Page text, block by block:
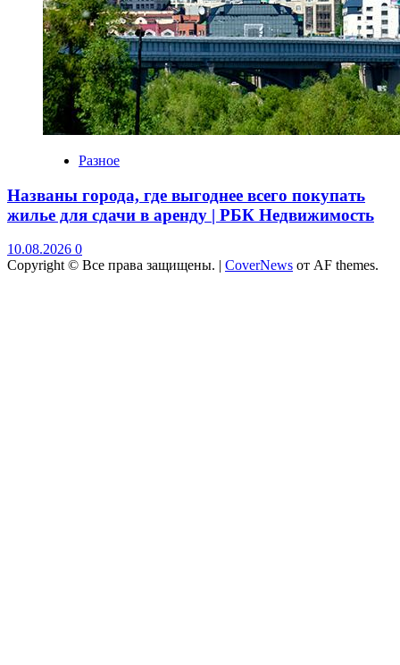
Разное
Названы города, где выгоднее всего покупать
жилье для сдачи в аренду | РБК Недвижимость
10.08.2026 0
Copyright © Все права защищены. | CoverNews от AF themes.